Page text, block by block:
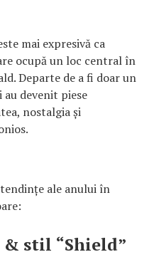
mai expresivă ca
ocupă un loc central în
Departe de a fi doar un
devenit piese
nostalgia și
ale anului în
stil “Shield”